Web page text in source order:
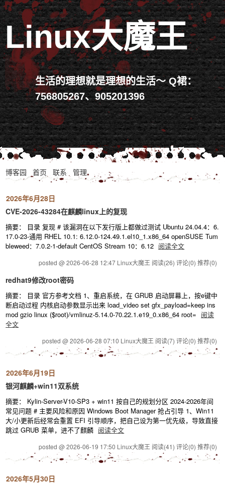
Linux大魔王
生活的理想就是理想的生活～ Q裙：
756805267、905201396
博客园 首页 联系 管理
2026年6月28日
CVE-2026-43284在麒麟linux上的复现
摘要： 目录 复现 # 该漏洞在以下发行版上都做过测试 Ubuntu 24.04.4：6.
17.0-23-通用 RHEL 10.1: 6.12.0-124.49.1.el10_1.x86_64 openSUSE Tum
bleweed：7.0.2-1-default CentOS Stream 10：6.12 阅读全文
posted @ 2026-06-28 12:47 Linux大魔王 阅读(26) 评论(0) 推荐(0)
redhat9修改root密码
摘要： 目录 官方参考文档 1、重启系统，在 GRUB 启动屏幕上，按e键中
断启动过程 内核启动参数显示出来 load_video set gfx_payload=keep ins
mod gzio linux ($root)/vmlinuz-5.14.0-70.22.1.e19_0.x86_64 root= 阅读
全文
posted @ 2026-06-28 07:10 Linux大魔王 阅读(7) 评论(0) 推荐(0)
2026年6月19日
银河麒麟+win11双系统
摘要： Kylin-Server-V10-SP3 + win11 按自己的规划分区 2024-2026年间
常见问题 # 主要风险和原因 Windows Boot Manager 抢占引导 1、Win11
大/小更新后经常会重置 EFI 引导顺序，把自己设为第一优先级，导致直接
跳过 GRUB 菜单，进不了麒麟 阅读全文
posted @ 2026-06-19 17:50 Linux大魔王 阅读(41) 评论(0) 推荐(0)
2026年5月30日